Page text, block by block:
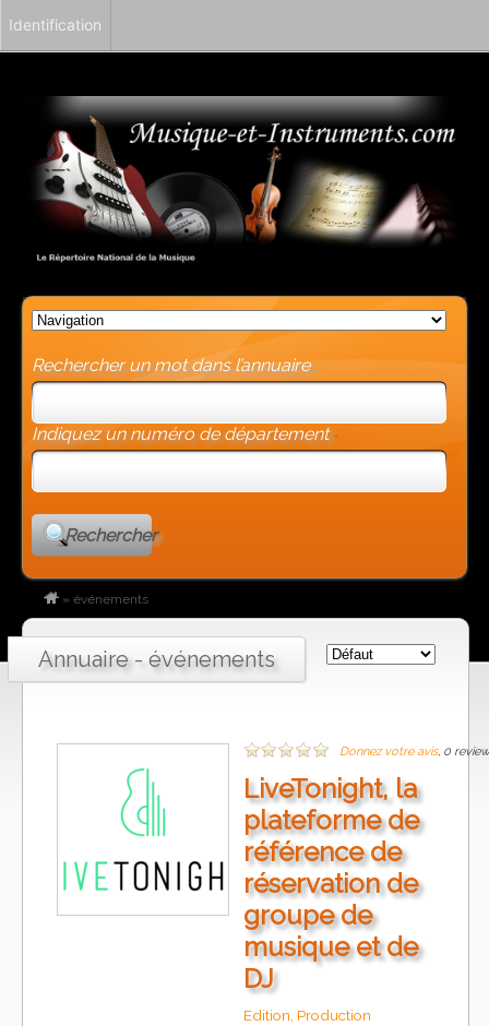
Rechercher un mot dans l’annuaire
Indiquez un numéro de département -
Rechercher
» événements
Annuaire - événements
Donnez votre avis, 0
LiveTonight, la
plateforme de
référence de
réservation de
groupe de
musique et de
DJ
Edition, Production
Identification